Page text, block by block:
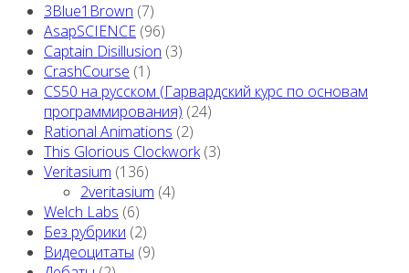
3Blue1Brown (7)
AsapSCIENCE (96)
Captain Disillusion (3)
CrashCourse (1)
CS50 на русском (Гарвардский курс по основам
программирования) (24)
Rational Animations (2)
This Glorious Clockwork(3)
Veritasium (136)
2veritasium (4)
Welch Labs (6)
Без рубрики (2)
Видеоцитаты (9)